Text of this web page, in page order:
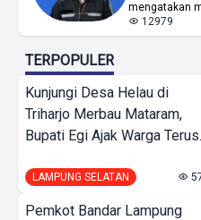
mengatakan
12979
TERPOPULER
Kunjungi Desa Helau di
Triharjo Merbau Mataram,
Bupati Egi Ajak Warga
LAMPUNG SELATAN
Pemkot Bandar Lampung